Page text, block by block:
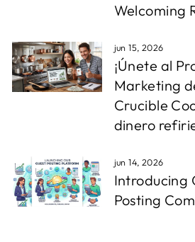
Welcoming
jun 15, 2026
¡Únete al
Marketing
Crucible
dinero
jun 14, 2026
Introducing
Posting